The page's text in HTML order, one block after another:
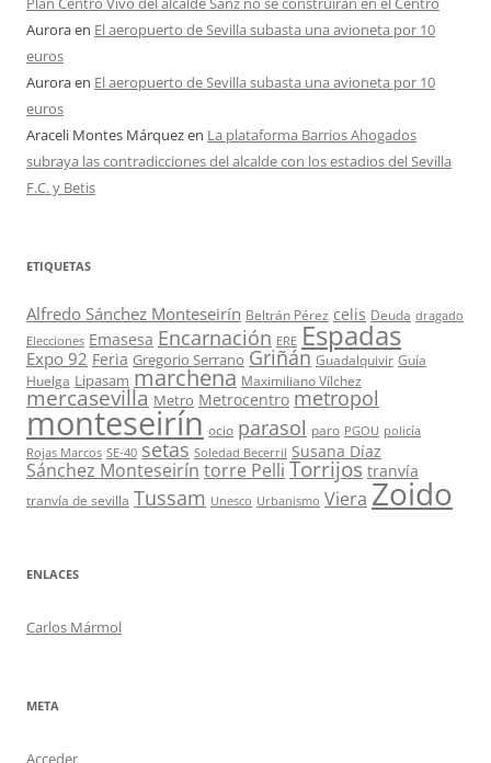
Auroraen El aeropuerto de Sevilla subasta una avioneta por 10
euros
Auroraen El aeropuerto de Sevilla subasta una avioneta por 10
euros
Araceli Montes Márquezen La plataforma Barrios Ahogados
subraya las contradicciones del alcalde con los estadios del Sevilla
F.C. y Betis
ETIQUETAS
Alfredo Sánchez Monteseirín Beltrán Pérez celis Deuda dragado
Elecciones Emasesa Encarnación ERE Espadas
Expo 92 Feria Gregorio Serrano Griñán Guadalquivir Guía
Huelga Lipasam marchena Maximiliano Vílchez
mercasevilla Metro Metrocentro metropol
monteseirín ocio parasol paro PGOU policía
Rojas Marcos SE-40 setas Soledad Becerril Susana Díaz
Sánchez Monteseirín torre Pelli Torrijos tranvía
tranvía de sevilla Tussam Unesco Urbanismo Viera Zoido
ENLACES
Carlos Mármol
META
Acceder